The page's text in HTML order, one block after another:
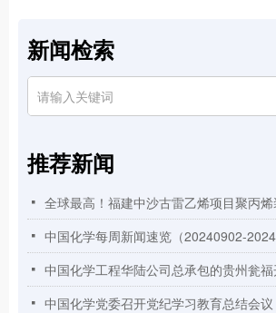
新闻检索
推荐新闻
넷
넷 中国化学每周新闻速览（20240902-
넷
넷 中国化学党委召开党纪学习教育总结会议